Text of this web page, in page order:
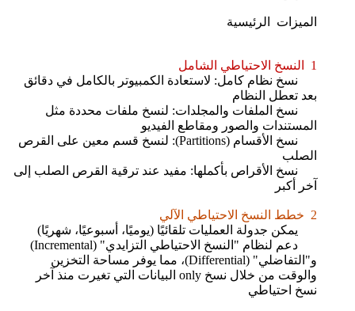
الميزات الرئيسية
1 النسخ الاحتياطي الشامل
نسخ نظام كامل: لاستعادة الكمبيوتر بالكامل في دقائق
بعد تعطل النظام
نسخ الملفات والمجلدات: لنسخ ملفات محددة مثل
المستندات والصور ومقاطع الفيديو
نسخ الأقسام (Partitions): لنسخ قسم معين على القرص
الصلب
نسخ الأقراص بأكملها: مفيد عند ترقية القرص الصلب إلى
آخر أكبر
2 خطط النسخ الاحتياطي الآلي
يمكن جدولة العمليات تلقائيًا (يوميًا، أسبوعيًا، شهريًا)
دعم لنظام "النسخ الاحتياطي التزايدي" (Incremental)
و"التفاضلي" (Differential)، مما يوفر مساحة التخزين
والوقت من خلال نسخ only البيانات التي تغيرت منذ آخر
نسخ احتياطي